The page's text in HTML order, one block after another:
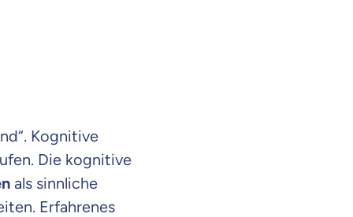
Kognitive
Die kognitive
als sinnliche
Erfahrenes